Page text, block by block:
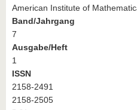
American Institute of
Band/Jahrgang
7
Ausgabe/Heft
1
ISSN
2158-2491
2158-2505